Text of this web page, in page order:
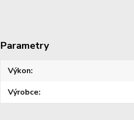
Parametry
Výkon
Výrobce